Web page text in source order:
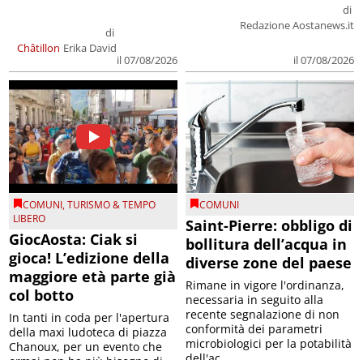
Châtillon
di
Erika David
il 07/08/2026
di
Redazione Aostanews.it
il 07/08/2026
COMUNI,TURISMO & TEMPO
LIBERO
GiocAosta: Ciak si
gioca! L’edizione della
maggiore età parte già
col botto
In tanti in coda per l'apertura
della maxi ludoteca di piazza
Chanoux, per un evento che
COMUNI
Saint-Pierre: obbligo di
bollitura dell’acqua in
diverse zone del paese
Rimane in vigore l'ordinanza,
necessaria in seguito alla
recente segnalazione di non
conformità dei parametri
microbiologici per la potabilità